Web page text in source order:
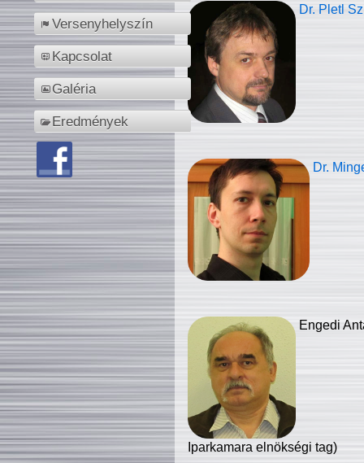
Versenyhelyszín
Kapcsolat
Galéria
Eredmények
Dr. Pletl
Dr.
Engedi
Iparkamara elnökségi tag)